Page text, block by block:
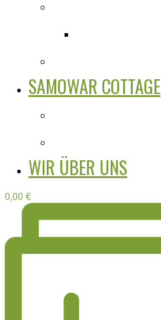
SAMOWAR COTTAGE
WIR ÜBER UNS
0,00 €